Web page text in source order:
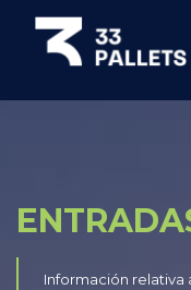
Información relativa